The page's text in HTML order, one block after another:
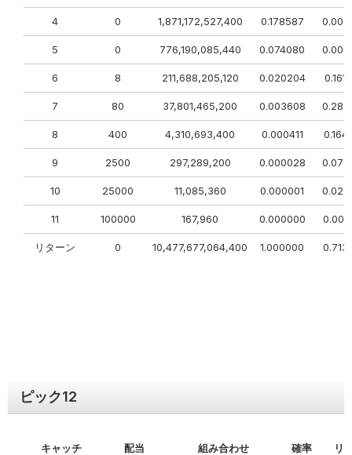
4 0 1,871,172,527,400 0.178587
5 0 776,190,085,440 0.074080
6 8 211,688,205,120 0.020204
7 80 37,801,465,200 0.003608
8 400 4,310,693,400 0.000411
9 2500 297,289,200 0.000028
10 25000 11,085,360 0.000001
11 100000 167,960 0.000000
リターン 0 10,477,677,064,400 1.000000
ピック12
キャッチ 配当 組み合わせ 確率 リ